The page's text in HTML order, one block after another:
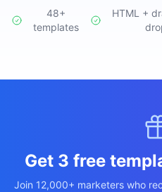
เข้าสู่
48+
templates
HTML +
Get 3 free
Join 12,000+ marketers who